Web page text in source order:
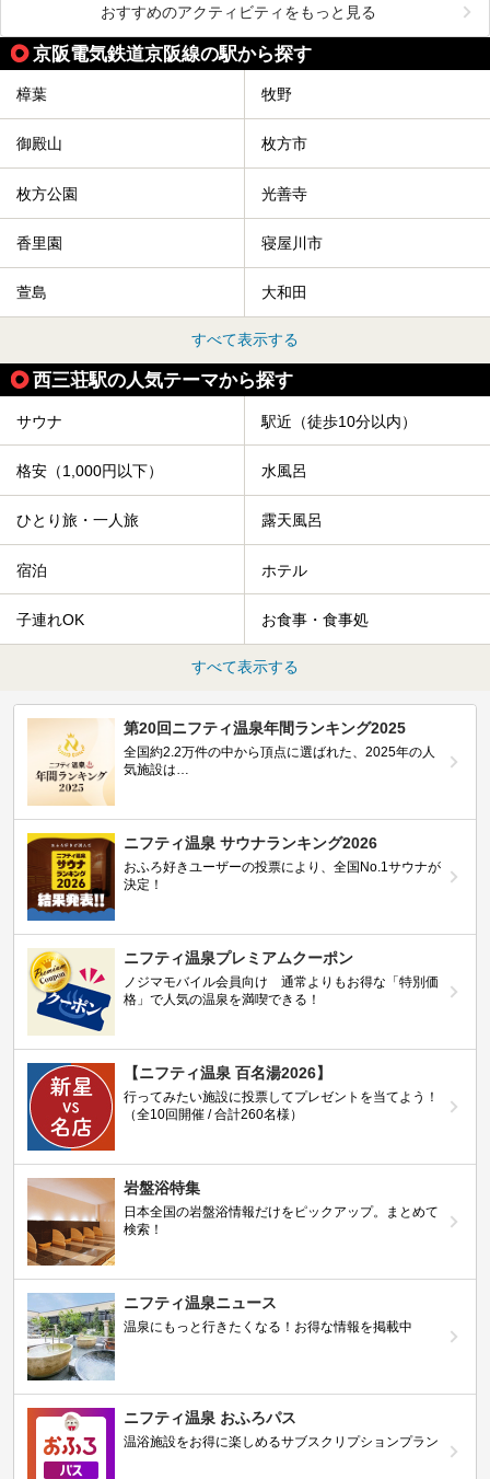
おすすめのアクティビティをもっと見る
京阪電気鉄道京阪線の駅から探す
樟葉 牧野
御殿山 枚方市
枚方公園 光善寺
香里園 寝屋川市
萱島 大和田
すべて表示する
西三荘駅の人気テーマから探す
サウナ 駅近（徒歩10分以内）
格安（1,000円以下） 水風呂
ひとり旅・一人旅 露天風呂
宿泊 ホテル
子連れOK お食事・食事処
すべて表示する
第20回ニフティ温泉年間ランキング2025
全国約2.2万件の中から頂点に選ばれた、2025年の人
気施設は…
ニフティ温泉 サウナランキング2026
おふろ好きユーザーの投票により、全国No.1サウナが
決定！
ニフティ温泉プレミアムクーポン
ノジマモバイル会員向け 通常よりもお得な「特別価
格」で人気の温泉を満喫できる！
【ニフティ温泉 百名湯2026】
行ってみたい施設に投票してプレゼントを当てよう！
（全10回開催 / 合計260名様）
岩盤浴特集
日本全国の岩盤浴情報だけをピックアップ。まとめて
検索！
ニフティ温泉ニュース
温泉にもっと行きたくなる！お得な情報を掲載中
ニフティ温泉 おふろパス
温浴施設をお得に楽しめるサブスクリプションプラン